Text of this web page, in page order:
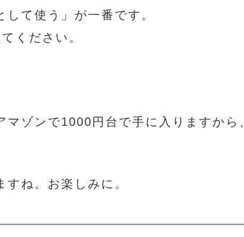
て使う」が一番です。
ください。
ゾンで1000円台で手に入りますか
ね。お楽しみに。